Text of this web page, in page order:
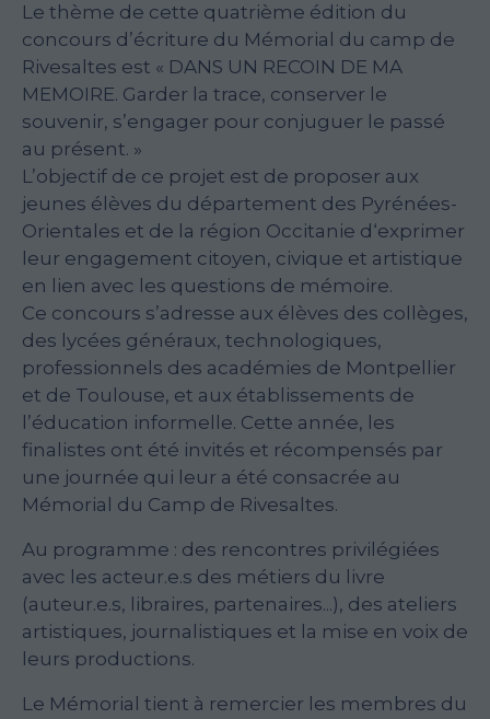
Le thème de cette quatrième édition du
concours d’écriture du Mémorial du camp de
Rivesaltes est « DANS UN RECOIN DE MA
MEMOIRE. Garder la trace, conserver le
souvenir, s’engager pour conjuguer le passé
au présent. »
L’objectif de ce projet est de proposer aux
jeunes élèves du département des Pyrénées-
Orientales et de la région Occitanie d‘exprimer
leur engagement citoyen, civique et artistique
en lien avec les questions de mémoire.
Ce concours s’adresse aux élèves des collèges,
des lycées généraux, technologiques,
professionnels des académies de Montpellier
et de Toulouse, et aux établissements de
l’éducation informelle. Cette année, les
finalistes ont été invités et récompensés par
une journée qui leur a été consacrée au
Mémorial du Camp de Rivesaltes.
Au programme : des rencontres privilégiées
avec les acteur.e.s des métiers du livre
(auteur.e.s, libraires, partenaires...), des ateliers
artistiques, journalistiques et la mise en voix de
leurs productions.
Le Mémorial tient à remercier les membres du